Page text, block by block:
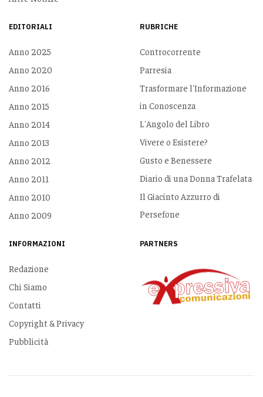
EDITORIALI
Anno 2025
Anno 2020
Anno 2016
Anno 2015
Anno 2014
Anno 2013
Anno 2012
Anno 2011
Anno 2010
Anno 2009
RUBRICHE
Controcorrente
Parresia
Trasformare l'Informazione
in Conoscenza
L'Angolo del Libro
Vivere o Esistere?
Gusto e Benessere
Diario di una Donna Trafelata
Il Giacinto Azzurro di
Persefone
INFORMAZIONI
Redazione
Chi Siamo
Contatti
Copyright & Privacy
Pubblicità
PARTNERS